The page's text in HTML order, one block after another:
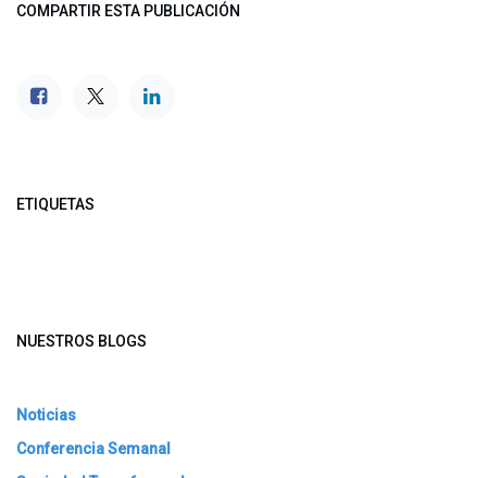
COMPARTIR ESTA PUBLICACIÓN
ETIQUETAS
NUESTROS BLOGS
Noticias
Conferencia Semanal